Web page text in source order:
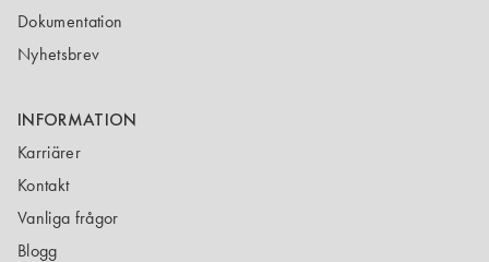
Dokumentation
Nyhetsbrev
INFORMATION
Karriärer
Kontakt
Vanliga frågor
Blogg